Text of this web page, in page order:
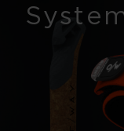
Schwunggewicht